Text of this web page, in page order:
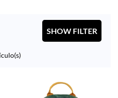
SHOW FILTER